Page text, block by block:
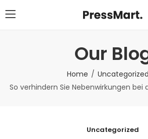
Our
Home
Uncategorized
So verhindern Sie Nebenwirkungen bei
Uncategorized